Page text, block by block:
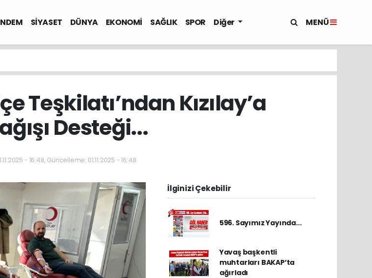
SİYASET DÜNYA EKONOMİ SAĞLIK SPOR Diğer MENÜ
Teşkilatı’ndan Kızılay’a
Desteği...
- 16:48, Güncelleme: 01.11.2025 - 16:48
İlginizi Çekebilir
596. Sayımız Yayında...
Yavaş başkentli
muhtarları BAKAP’ta
ağırladı